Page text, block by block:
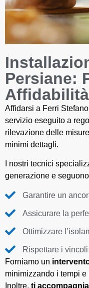
Persiane:
Affidabilità
Affidarsi a Ferri
servizio eseguito a
rilevazione delle
minimi dettagli.
I nostri tecnici
generazione e
Garantire un
Assicurare la
Ottimizzare
Rispettare i
Forniamo un
minimizzando i tempi
Inoltre, ti